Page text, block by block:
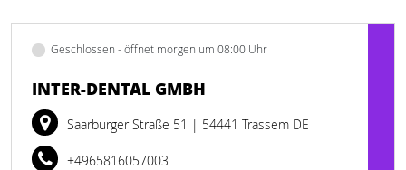
Geschlossen - öffnet morgen um 08:00 Uhr
INTER-DENTAL GMBH
Saarburger Straße 51 | 54441 Trassem DE
+4965816057003